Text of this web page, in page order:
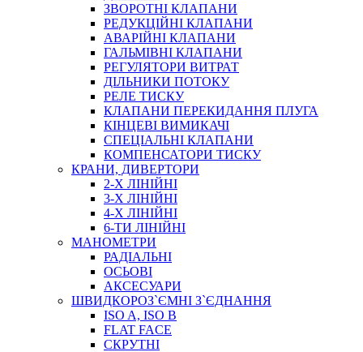
ЧЕРВ`ЯЧНІ
ПРУЖИННІ
НЕЙЛОНОВІ
ПРОРЕЗИНЕНІ
АВТОТОВАРИ
АВТОХІМІЯ
ДОМКРАТИ
НАБОРИ ЗАПОБІЖНИКІВ, КЛЕМ, АКСЕСУАРІВ
НАСОСИ, КОМПРЕСОРИ, МАНОМЕТРИ
ЗВОРОТНІ КЛАПАНИ
РЕДУКЦІЙНІ КЛАПАНИ
АВАРІЙНІ КЛАПАНИ
ГАЛЬМІВНІ КЛАПАНИ
РЕГУЛЯТОРИ ВИТРАТ
ДІЛЬНИКИ ПОТОКУ
РЕЛЕ ТИСКУ
КЛАПАНИ ПЕРЕКИДАННЯ ПЛУГА
КІНЦЕВІ ВИМИКАЧІ
СПЕЦІАЛЬНІ КЛАПАНИ
КОМПЕНСАТОРИ ТИСКУ
КРАНИ, ДИВЕРТОРИ
2-Х ЛІНІЙНІ
3-Х ЛІНІЙНІ
4-Х ЛІНІЙНІ
6-ТИ ЛІНІЙНІ
МАНОМЕТРИ
РАДІАЛЬНІ
ОСЬОВІ
АКСЕСУАРИ
ШВИДКОРОЗ`ЄМНІ З`ЄДНАННЯ
ISO A, ISO B
FLAT FACE
СКРУТНІ